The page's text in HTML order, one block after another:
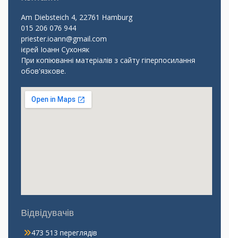
Am Diebsteich 4, 22761 Hamburg
015 206 076 944
priester.ioann@gmail.com
ієрей Іоанн Сухоняк
При копіюванні матеріалів з сайту гіперпосилання
обов'язкове.
Відвідувачів
473 513 переглядів